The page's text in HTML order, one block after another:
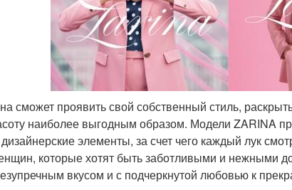
сможет проявить свой собственный стиль,
наиболее выгодным образом. Модели ZARINA
элементы, за счет чего каждый лук
которые хотят быть заботливыми и нежными
вкусом и с подчеркнутой любовью к